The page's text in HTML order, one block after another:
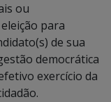
ou
para
de sua
democrática
exercício da